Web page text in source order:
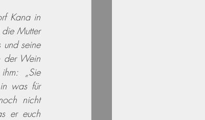
Kana in
Mutter
und seine
der Wein
„Sie
was für
nicht
er euch